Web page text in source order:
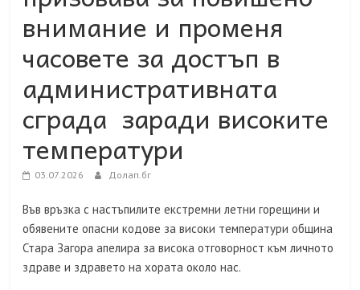
внимание и променя
часовете за достъп в
административната
сграда заради високите
температури
03.07.2026 Долап.бг
Във връзка с настъпилите екстремни летни горещини и
обявените опасни кодове за високи температури община
Стара Загора апелира за висока отговорност към личното
здраве и здравето на хората около нас.